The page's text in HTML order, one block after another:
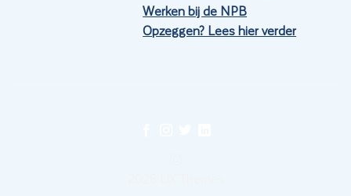
Werken bij de NPB
Opzeggen? Lees hier verder